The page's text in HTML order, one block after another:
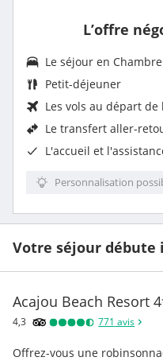
L’offre
Le séjour en
Petit-déjeuner
Les vols au départ
Le transfert aller-
L'accueil et
Personnalisation
Votre séjour débute
Acajou Beach Resort 4
4,3 771 avis
Offrez-vous une